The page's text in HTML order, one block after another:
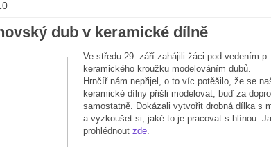
dub v keramické dílně
Ve středu 29. září zahájili žáci pod vedením
keramického kroužku modelováním dubů.
Hrnčíř nám nepřijel, o to víc potěšilo, že se
keramické dílny přišli modelovat, buď za
samostatně. Dokázali vytvořit drobná dílka s
a vyzkoušet si, jaké to je pracovat s hlínou.
prohlédnout zde